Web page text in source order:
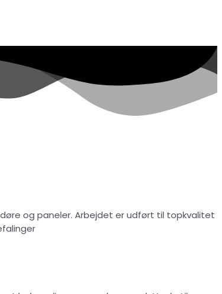
og paneler. Arbejdet er udført til topkvalitet